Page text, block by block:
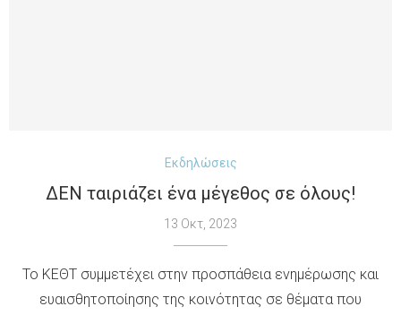
Εκδηλώσεις
ΔΕΝ ταιριάζει ένα μέγεθος σε όλους!
13 Οκτ, 2023
Το ΚΕΘΤ συμμετέχει στην προσπάθεια ενημέρωσης και
ευαισθητοποίησης της κοινότητας σε θέματα που